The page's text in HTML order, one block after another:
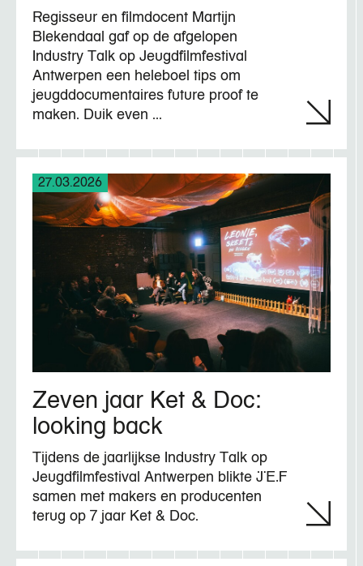
Regisseur en filmdocent Martijn
Blekendaal gaf op de afgelopen
Industry Talk op Jeugdfilmfestival
Antwerpen een heleboel tips om
jeugddocumentaires future proof te
maken. Duik even ...
27.03.2026
Zeven jaar Ket & Doc:
looking back
Tijdens de jaarlijkse Industry Talk op
Jeugdfilmfestival Antwerpen blikte JEF
samen met makers en producenten
terug op 7 jaar Ket & Doc.